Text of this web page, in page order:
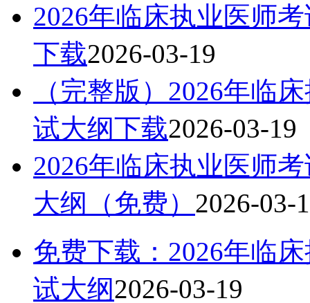
2026年临床执业医师
下载2026-03-19
（完整版）2026年临
试大纲下载2026-03-19
2026年临床执业医师
大纲（免费） 2026-03-
免费下载：2026年临
试大纲2026-03-19